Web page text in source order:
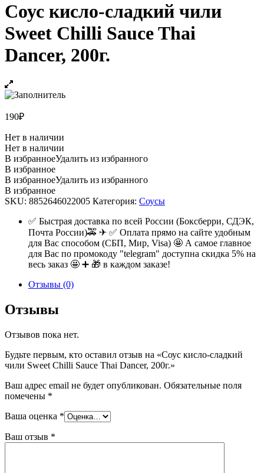
Соус кисло-сладкий чили
Sweet Chilli Sauce Thai
Dancer, 200г.
190₽
Нет в наличии
Нет в наличии
В избранноеУдалить из избранного
В избранное
В избранноеУдалить из избранного
В избранное
SKU: 8852646022005 Категория: Соусы
✅ Быстрая доставка по всей России (Боксберри, СДЭК,
Почта России)🚕 ✈ ✅ Оплата прямо на сайте удобным
для Вас способом (СБП, Мир, Visa) 🤩 А самое главное
для Вас по промокоду "telegram" доступна скидка 5% на
весь заказ 🤩 ➕ 🎁 в каждом заказе!
Отзывы (0)
Отзывы
Отзывов пока нет.
Будьте первым, кто оставил отзыв на «Соус кисло-сладкий
чили Sweet Chilli Sauce Thai Dancer, 200г.»
Ваш адрес email не будет опубликован. Обязательные поля
помечены *
Ваша оценка *
Ваш отзыв *